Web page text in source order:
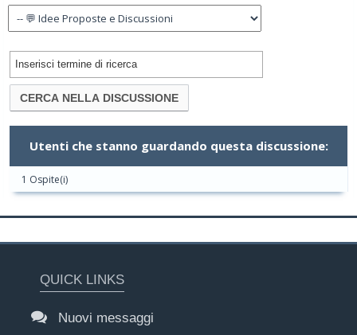
Utenti che stanno guardando questa discussione:
1 Ospite(i)
QUICK LINKS
Nuovi messaggi